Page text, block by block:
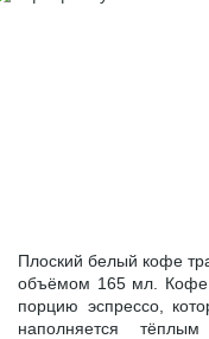
Плоский белый кофе
объёмом 165 мл. Кофе
порцию эспрессо,
наполняется